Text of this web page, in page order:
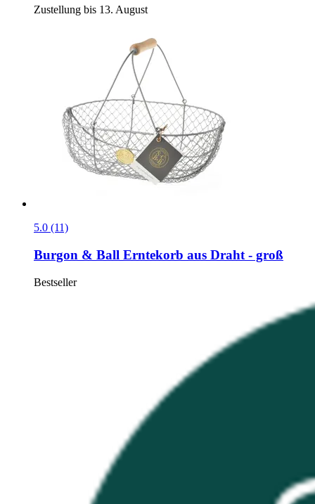
Zustellung bis 13. August
5.0 (11)
Burgon & Ball Erntekorb aus Draht -​ groß
Bestseller